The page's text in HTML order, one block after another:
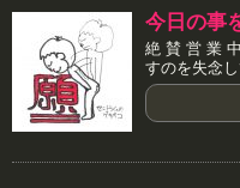
今日の事
絶 賛 営 業
すのを失念